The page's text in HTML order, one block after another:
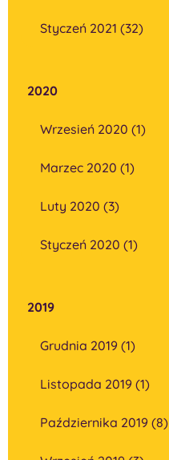
Styczeń 2021 (32)
2020
Wrzesień 2020 (1)
Marzec 2020 (1)
Luty 2020 (3)
Styczeń 2020 (1)
2019
Grudnia 2019 (1)
Listopada 2019 (1)
Października 2019 (8)